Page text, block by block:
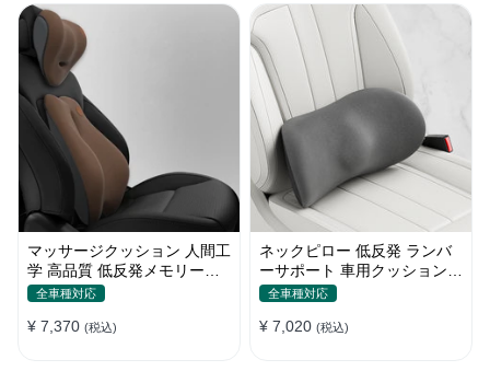
マッサージクッション 人間工
学 高品質 低反発メモリーフ
ォーム 疲労回復 車用
全車種対応
¥ 7,370 (税込)
ネックピロー 低反発 ランバ
ーサポート 車用クッション
水洗い可能 メモリーフォー
全車種対応
¥ 7,020 (税込)